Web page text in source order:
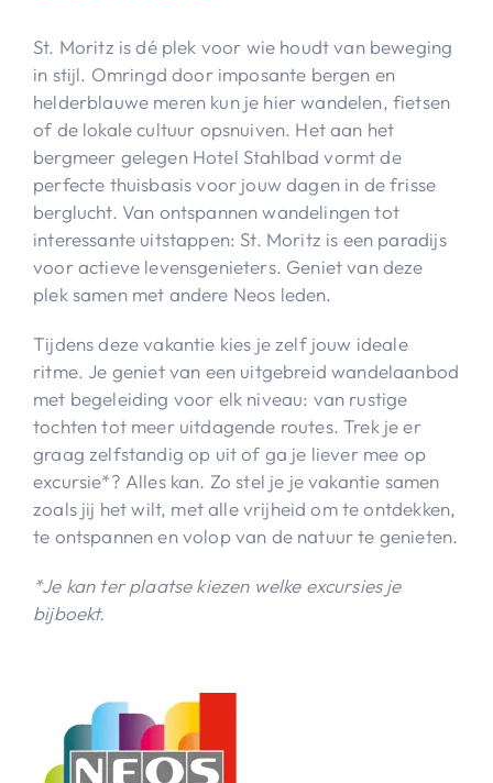
St. Moritz is dé plek voor wie houdt van beweging
in stijl. Omringd door imposante bergen en
helderblauwe meren kun je hier wandelen, fietsen
of de lokale cultuur opsnuiven. Het aan het
bergmeer gelegen Hotel Stahlbad vormt de
perfecte thuisbasis voor jouw dagen in de frisse
berglucht. Van ontspannen wandelingen tot
interessante uitstappen: St. Moritz is een paradijs
voor actieve levensgenieters. Geniet van deze
plek samen met andere Neos leden.
Tijdens deze vakantie kies je zelf jouw ideale
ritme. Je geniet van een uitgebreid wandelaanbod
met begeleiding voor elk niveau: van rustige
tochten tot meer uitdagende routes. Trek je er
graag zelfstandig op uit of ga je liever mee op
excursie*? Alles kan. Zo stel je je vakantie samen
zoals jij het wilt, met alle vrijheid om te ontdekken,
te ontspannen en volop van de natuur te genieten.
*Je kan ter plaatse kiezen welke excursies je
bijboekt.